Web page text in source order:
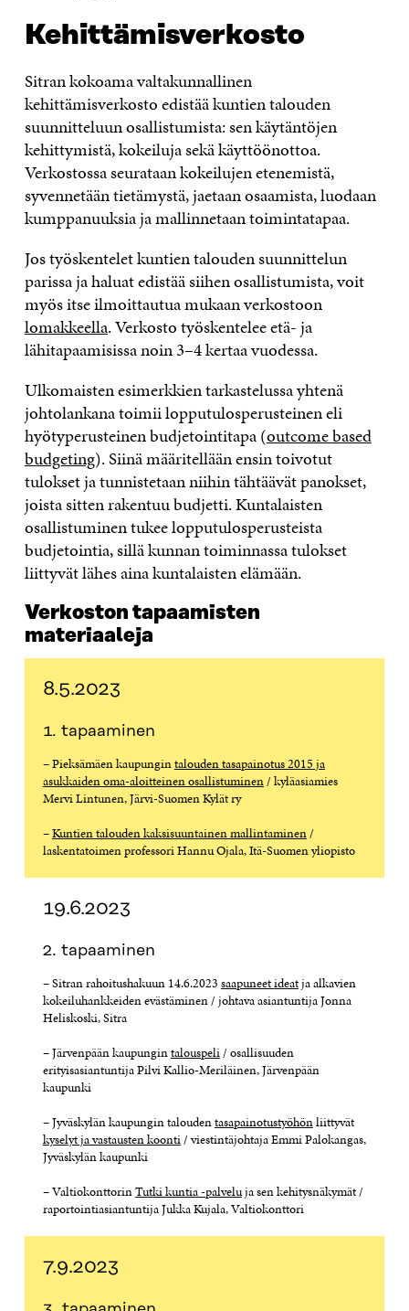
Kehittämisverkosto
Sitran kokoama valtakunnallinen
kehittämisverkosto edistää kuntien talouden
suunnitteluun osallistumista: sen käytäntöjen
kehittymistä, kokeiluja sekä käyttöönottoa.
Verkostossa seurataan kokeilujen etenemistä,
syvennetään tietämystä, jaetaan osaamista, luodaan
kumppanuuksia ja mallinnetaan toimintatapaa.
Jos työskentelet kuntien talouden suunnittelun
parissa ja haluat edistää siihen osallistumista, voit
myös itse ilmoittautua mukaan verkostoon
lomakkeella. Verkosto työskentelee etä- ja
lähitapaamisissa noin 3–4 kertaa vuodessa.
Ulkomaisten esimerkkien tarkastelussa yhtenä
johtolankana toimii lopputulosperusteinen eli
hyötyperusteinen budjetointitapa (outcome based
budgeting). Siinä määritellään ensin toivotut
tulokset ja tunnistetaan niihin tähtäävät panokset,
joista sitten rakentuu budjetti. Kuntalaisten
osallistuminen tukee lopputulosperusteista
budjetointia, sillä kunnan toiminnassa tulokset
liittyvät lähes aina kuntalaisten elämään.
Verkoston tapaamisten
materiaaleja
8.5.2023
1. tapaaminen
– Pieksämäen kaupungintalouden tasapainotus 2015 ja
asukkaiden oma-aloitteinen osallistuminen/ kyläasiamies
Mervi Lintunen, Järvi-Suomen Kylät ry
–Kuntien talouden kaksisuuntainen mallintaminen/
laskentatoimen professori Hannu Ojala, Itä-Suomen yliopisto
19.6.2023
2. tapaaminen
– Sitran rahoitushakuun 14.6.2023 saapuneet ideatja alkavien
kokeiluhankkeiden evästäminen / johtava asiantuntija Jonna
Heliskoski, Sitra
– Järvenpään kaupungintalouspeli/ osallisuuden
erityisasiantuntija Pilvi Kallio-Meriläinen, Järvenpään
kaupunki
– Jyväskylän kaupungin taloudentasapainotustyöhönliittyvät
kyselyt ja vastausten koonti/ viestintäjohtaja Emmi Palokangas,
Jyväskylän kaupunki
– ValtiokonttorinTutki kuntia -palveluja sen kehitysnäkymät /
raportointiasiantuntija Jukka Kujala, Valtiokonttori
7.9.2023